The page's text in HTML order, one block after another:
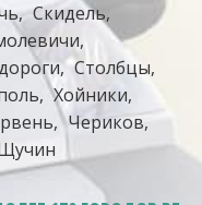
Скидель
Столбцы
Хойники
Чериков